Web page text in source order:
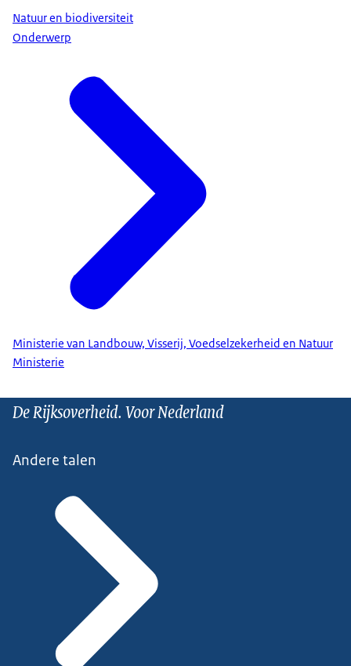
Natuur en biodiversiteit
Onderwerp
Ministerie van Landbouw, Visserij, Voedselzekerheid en Natuur
Ministerie
De Rijksoverheid. Voor Nederland
Andere talen